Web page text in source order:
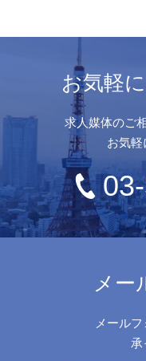
お気軽
求人媒体のご
お気軽
メー
メール
承